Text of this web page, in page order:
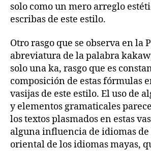
solo como un mero arreglo
escribas de este estilo.
Otro rasgo que se observa en la
abreviatura de la palabra
solo una ka, rasgo que es
composición de estas fórmulas
vasijas de este estilo. El uso de
y elementos gramaticales
los textos plasmados en estas
alguna influencia de idiomas
oriental de los idiomas mayas,